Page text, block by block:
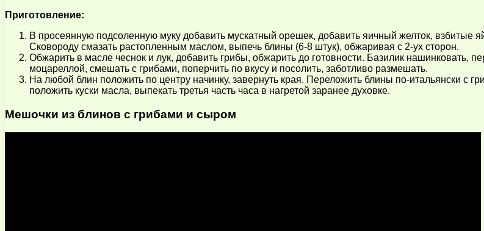
Приготовление:
В просеянную подсоленную муку добавить мускатный орешек, добавить яичный желток, взбитые
Сковороду смазать растопленным маслом, выпечь блины (6-8 штук), обжаривая с 2-ух сторон.
Обжарить в масле чеснок и лук, добавить грибы, обжарить до готовности. Базилик нашинковать,
моцареллой, смешать с грибами, поперчить по вкусу и посолить, заботливо размешать.
На любой блин положить по центру начинку, завернуть края. Переложить блины по-итальянски с
положить куски масла, выпекать третья часть часа в нагретой заранее духовке.
Мешочки из блинов с грибами и сыром